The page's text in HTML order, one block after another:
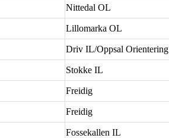
Nittedal OL
Lillomarka OL
Driv IL/Oppsal Orientering
Stokke IL
Freidig
Freidig
Fossekallen IL